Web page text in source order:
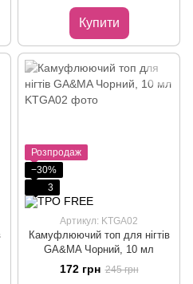
Купити
Розпродаж
−30%
3
Артикул: KTGA02
Камуфлюючий топ для нігтів
GA&MA Чорний, 10 мл
172 грн 245 грн